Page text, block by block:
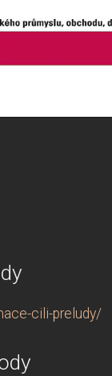
cili-preludy/